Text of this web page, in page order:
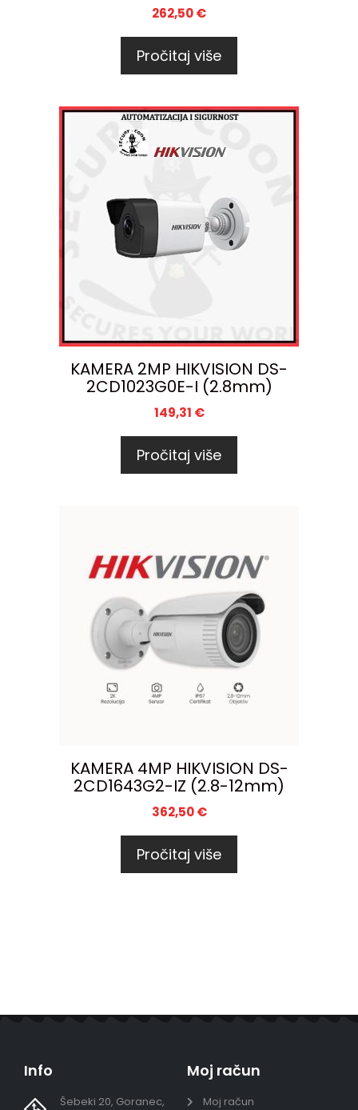
262,50€
Pročitaj više
KAMERA 2MP HIKVISION DS-
2CD1023G0E-I (2.8mm)
149,31 €
Pročitaj više
KAMERA 4MP HIKVISION DS-
2CD1643G2-IZ (2.8-12mm)
362,50€
Pročitaj više
Info
Šebeki 20, Goranec,
Moj račun
Moj račun